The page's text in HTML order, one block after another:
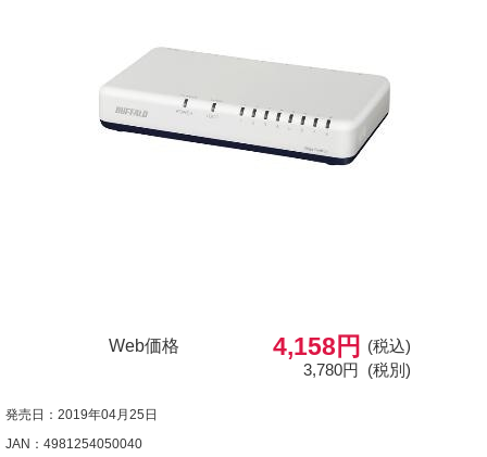
Web価格 4,158円
(税込)
3,780円 (税別)
発売日：2019年04月25日
JAN：4981254050040